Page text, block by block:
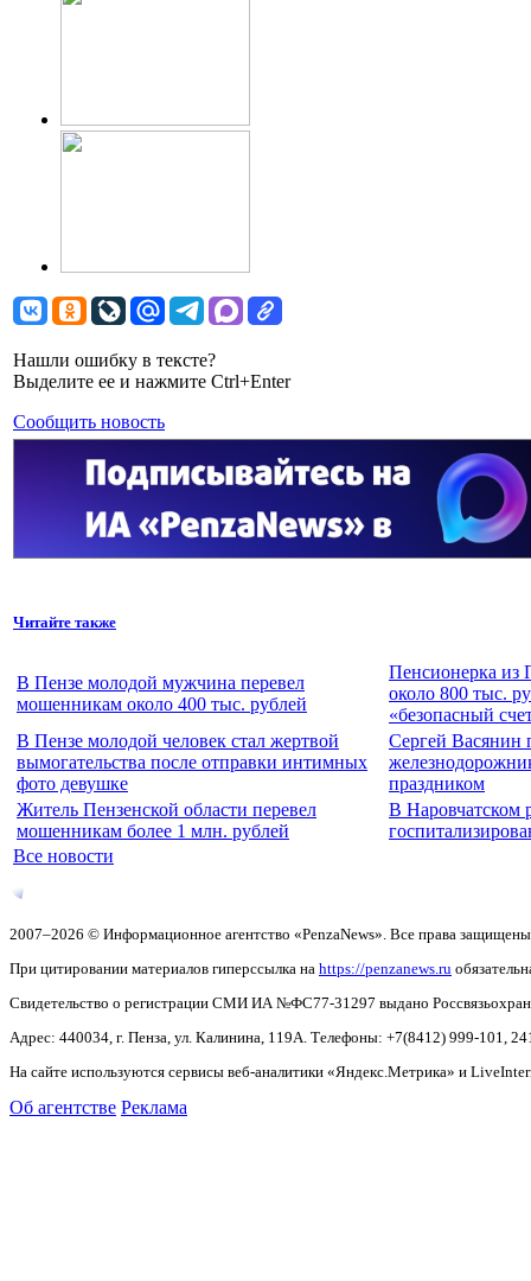
Нашли ошибку в тексте?
Выделите ее и нажмите Ctrl+Enter
Сообщить новость
Читайте также
В Пензе молодой мужчина перевел
мошенникам около 400 тыс. рублей
Пенсионерка из
около 800 тыс.
«безопасный
В Пензе молодой человек стал жертвой
вымогательства после отправки интимных
фото девушке
Сергей Васянин
праздником
Житель Пензенской области перевел
мошенникам более 1 млн. рублей
В Наровчатском
Все новости
2007–2026 © Информационное агентство «PenzaNews». Все права
При цитировании материалов гиперссылка на https://penzanews.ru
Свидетельство о регистрации СМИ ИА №ФС77-31297 выдано
Адрес: 440034, г. Пенза, ул. Калинина, 119А. Телефоны: +7(8412) 999-101,
На сайте используются сервисы веб-аналитики «Яндекс.Метрика» и
Об агентстве Реклама